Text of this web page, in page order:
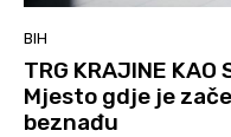
BIH
TRG KRAJINE KAO
Mjesto gdje je
beznađu